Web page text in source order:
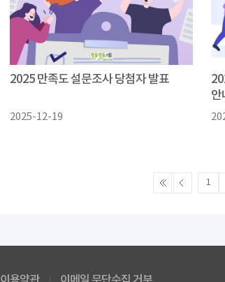
2025 만족도 설문조사 당첨자 발표
2025-12-19
안
1